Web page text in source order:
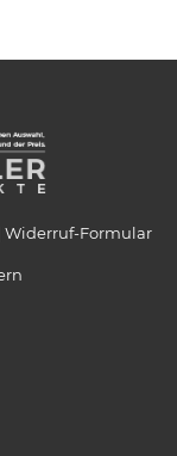
Widerruf-Formular